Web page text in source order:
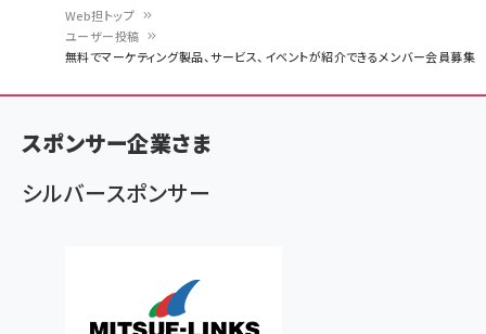
ン
く
ず
Web担トップ
ユーザー投稿
無料でマーケティング製品、サービス、イベントが紹介できるメンバー会員募集
スポンサー企業さま
シルバースポンサー